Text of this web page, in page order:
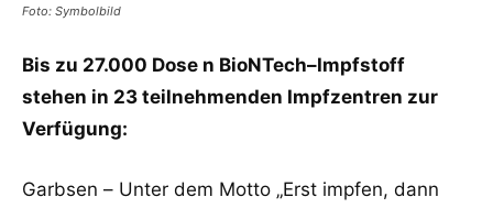
Foto: Symbolbild
Bis zu 27.000 Dose n BioNTech–Impfstoff
stehen in 23 teilnehmenden Impfzentren zur
Verfügung:
Garbsen – Unter dem Motto „Erst impfen, dann